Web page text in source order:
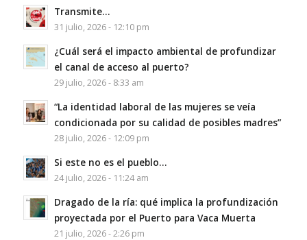
Transmite…
31 julio, 2026 - 12:10 pm
¿Cuál será el impacto ambiental de profundizar
el canal de acceso al puerto?
29 julio, 2026 - 8:33 am
“La identidad laboral de las mujeres se veía
condicionada por su calidad de posibles madres”
28 julio, 2026 - 12:09 pm
Si este no es el pueblo…
24 julio, 2026 - 11:24 am
Dragado de la ría: qué implica la profundización
proyectada por el Puerto para Vaca Muerta
21 julio, 2026 - 2:26 pm